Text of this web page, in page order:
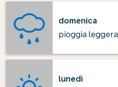
domenica
pioggia leggera
lunedì